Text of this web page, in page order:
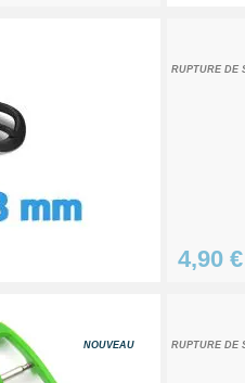
RUPTURE DE
4,90 €
NOUVEAU RUPTURE DE